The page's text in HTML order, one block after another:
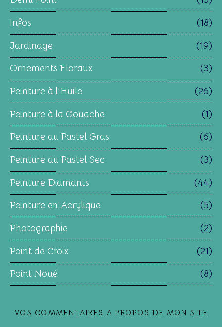
Infos
(18)
Jardinage
(19)
Ornements Floraux
(3)
Peinture à l'Huile
(26)
Peinture à la Gouache
(1)
Peinture au Pastel Gras
(6)
Peinture au Pastel Sec
(3)
Peinture Diamants
(44)
Peinture en Acrylique
(5)
Photographie
(2)
Point de Croix
(21)
Point Noué
(8)
VOS COMMENTAIRES A PROPOS DE MON SITE